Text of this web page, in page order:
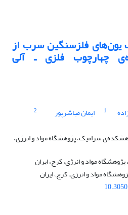
یون‌های فلزسنگین سرب از
چهارچوب فلزی ـ آلی
1 ایمان مباشرپور 2
سرامیک، پژوهشگاه مواد و انرژی،
مواد و انرژی، کرج، ایران
مواد و انرژی، کرج، ایران